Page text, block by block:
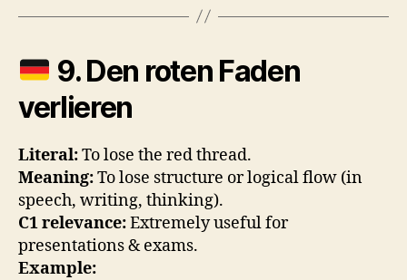
9.Den roten Faden
verlieren
Literal:To lose the red thread.
Meaning:To lose structure or logical flow (in
speech, writing, thinking).
C1 relevance:Extremely useful for
presentations & exams.
Example: